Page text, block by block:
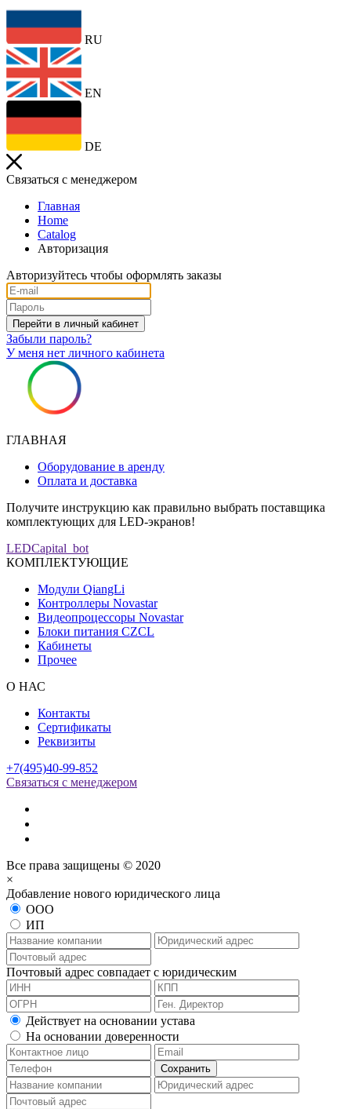
RU
EN
DE
Связаться с менеджером
Главная
Home
Catalog
Авторизация
Авторизуйтесь чтобы оформлять заказы
Забыли пароль?
У меня нет личного кабинета
ГЛАВНАЯ
Оборудование в аренду
Оплата и доставка
Получите инструкцию как правильно выбрать поставщика
комплектующих для LED-экранов!
LEDCapital_bot
КОМПЛЕКТУЮЩИЕ
Модули QiangLi
Контроллеры Novastar
Видеопроцессоры Novastar
Блоки питания CZCL
Кабинеты
Прочее
О НАС
Контакты
Сертификаты
Реквизиты
+7(495)40-99-852
Связаться с менеджером
Все права защищены © 2020
×
Добавление нового юридического лица
ООО
ИП
Почтовый адрес совпадает с юридическим
Действует на основании устава
На основании доверенности